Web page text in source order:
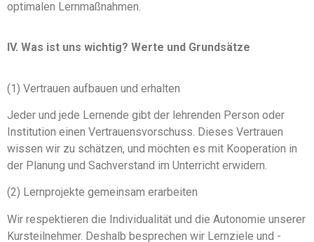
optimalen Lernmaßnahmen.
IV. Was ist uns wichtig? Werte und Grundsätze
(1) Vertrauen aufbauen und erhalten
Jeder und jede Lernende gibt der lehrenden Person oder
Institution einen Vertrauensvorschuss. Dieses Vertrauen
wissen wir zu schätzen, und möchten es mit Kooperation in
der Planung und Sachverstand im Unterricht erwidern.
(2) Lernprojekte gemeinsam erarbeiten
Wir respektieren die Individualität und die Autonomie unserer
Kursteilnehmer. Deshalb besprechen wir Lernziele und -